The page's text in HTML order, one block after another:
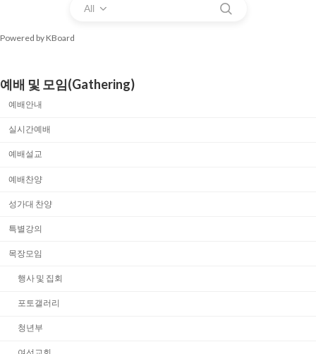
All
Powered by KBoard
예배 및 모임(Gathering)
예배안내
실시간예배
예배설교
예배찬양
성가대 찬양
특별강의
목장모임
행사 및 집회
포토갤러리
청년부